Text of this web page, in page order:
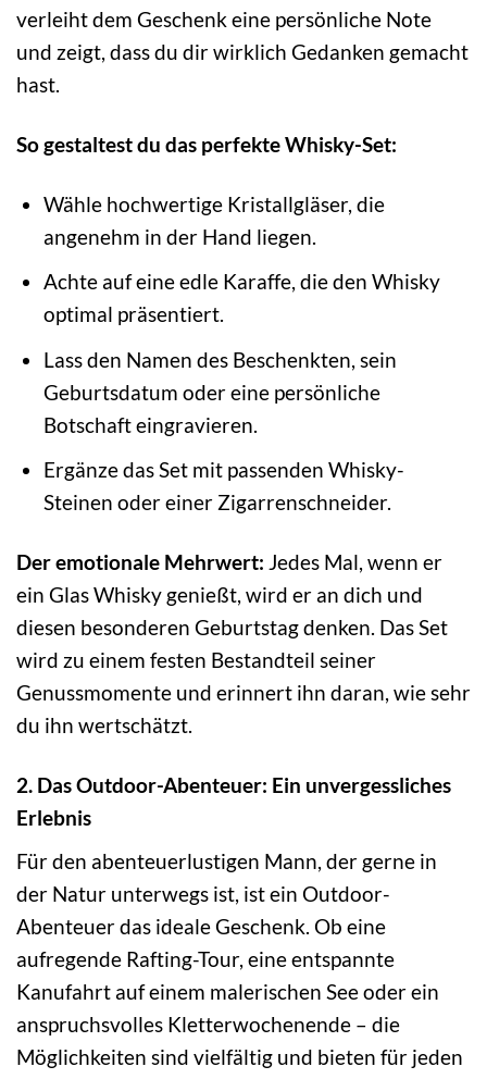
verleiht dem Geschenk eine persönliche Note
und zeigt, dass du dir wirklich Gedanken gemacht
hast.
So gestaltest du das perfekte Whisky-Set:
Wähle hochwertige Kristallgläser, die
angenehm in der Hand liegen.
Achte auf eine edle Karaffe, die den Whisky
optimal präsentiert.
Lass den Namen des Beschenkten, sein
Geburtsdatum oder eine persönliche
Botschaft eingravieren.
Ergänze das Set mit passenden Whisky-
Steinen oder einer Zigarrenschneider.
Der emotionale Mehrwert: Jedes Mal, wenn er
ein Glas Whisky genießt, wird er an dich und
diesen besonderen Geburtstag denken. Das Set
wird zu einem festen Bestandteil seiner
Genussmomente und erinnert ihn daran, wie sehr
du ihn wertschätzt.
2. Das Outdoor-Abenteuer: Ein unvergessliches
Erlebnis
Für den abenteuerlustigen Mann, der gerne in
der Natur unterwegs ist, ist ein Outdoor-
Abenteuer das ideale Geschenk. Ob eine
aufregende Rafting-Tour, eine entspannte
Kanufahrt auf einem malerischen See oder ein
anspruchsvolles Kletterwochenende – die
Möglichkeiten sind vielfältig und bieten für jeden